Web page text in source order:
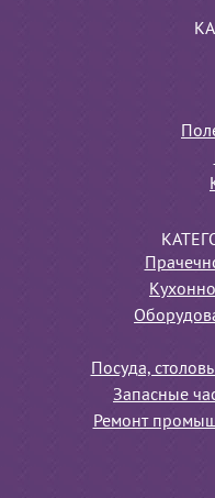
Посуда,
Запасные
Ремонт